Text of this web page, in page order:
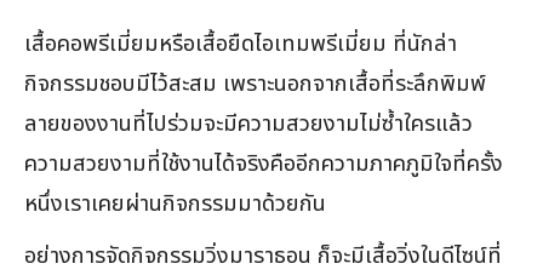
เสื้อคอพรีเมี่ยมหรือเสื้อยืดไอเทมพรีเมี่ยม ที่นักล่า
กิจกรรมชอบมีไว้สะสม เพราะนอกจากเสื้อที่ระลึกพิมพ์
ลายของงานที่ไปร่วมจะมีความสวยงามไม่ซ้ำใครแล้ว
ความสวยงามที่ใช้งานได้จริงคืออีกความภาคภูมิใจที่ครั้ง
หนึ่งเราเคยผ่านกิจกรรมมาด้วยกัน
อย่างการจัดกิจกรรมวิ่งมาราธอน ก็จะมีเสื้อวิ่งในดีไซน์ที่